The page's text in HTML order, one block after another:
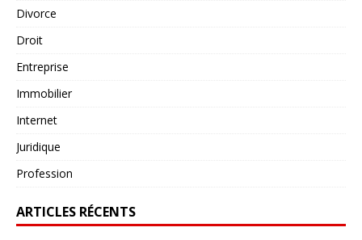
Divorce
Droit
Entreprise
Immobilier
Internet
Juridique
Profession
ARTICLES RÉCENTS